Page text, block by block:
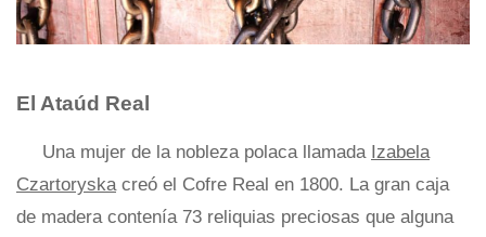
El Ataúd Real
Una mujer de la nobleza polaca llamada Izabela
Czartoryska creó el Cofre Real en 1800. La gran caja
de madera contenía 73 reliquias preciosas que alguna